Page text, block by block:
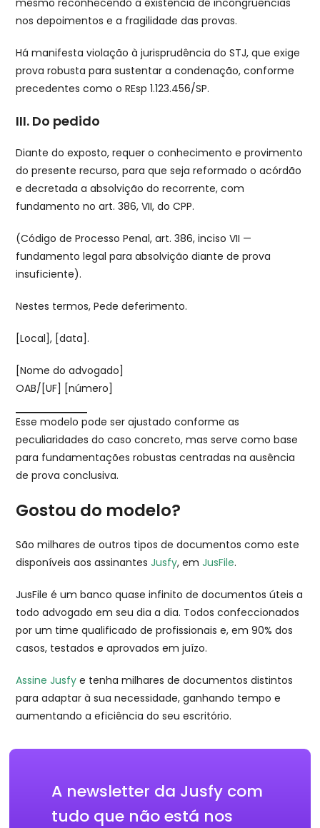
nos depoimentos e a fragilidade das provas.
Há manifesta violação à jurisprudência do STJ, que exige
prova robusta para sustentar a condenação, conforme
precedentes como o REsp 1.123.456/SP.
III. Do pedido
Diante do exposto, requer o conhecimento e provimento
do presente recurso, para que seja reformado o acórdão
e decretada a absolvição do recorrente, com
fundamento no art. 386, VII, do CPP.
(Código de Processo Penal, art. 386, inciso VII —
fundamento legal para absolvição diante de prova
insuficiente).
Nestes termos, Pede deferimento.
[Local], [data].
[Nome do advogado]
OAB/[UF] [número]
Esse modelo pode ser ajustado conforme as
peculiaridades do caso concreto, mas serve como base
para fundamentações robustas centradas na ausência
de prova conclusiva.
Gostou do modelo?
São milhares de outros tipos de documentos como este
disponíveis aos assinantesJusfy, em JusFile.
JusFile é um banco quase infinito de documentos úteis a
todo advogado em seu dia a dia. Todos confeccionados
por um time qualificado de profissionais e, em 90% dos
casos, testados e aprovados em juízo.
Assine Jusfy e tenha milhares de documentos distintos
para adaptar à sua necessidade, ganhando tempo e
aumentando a eficiência do seu escritório.
A newsletter da Jusfy com
tudo que não está nos